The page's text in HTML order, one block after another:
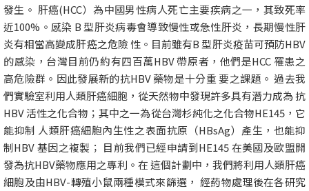
發生。 肝癌(HCC）為中國男性病人死亡主要疾病之一，其致死率
近100%。感染 B 型肝炎病毒會導致慢性或急性肝炎，長期慢性肝
炎有相當高變成肝癌之危險 性。目前雖有B 型肝炎疫苗可預防HBV
的感染，台灣目前仍約有四百萬HBV 帶原者，他們是HCC 罹患之
高危險群。因此發展新的抗HBV 藥物是十分重 要之課題。 過去我
們實驗室利用人類肝癌細胞，從天然物中發現許多具有潛力成為 抗
HBV 活性之化合物；其中之一為從台灣杉純化之化合物HE145，它
能抑制 人類肝癌細胞內生性之表面抗原（HBsAg）產生，也能抑
制HBV 基因之複製； 目前我們已經申請到HE145 在美國及歐盟開
發為抗HBV藥物應用之專利。在 這個計劃中，我們將利用人類肝癌
細胞及由HBV-轉殖小鼠兩種模式來篩選， 經葯物處理後在各研究